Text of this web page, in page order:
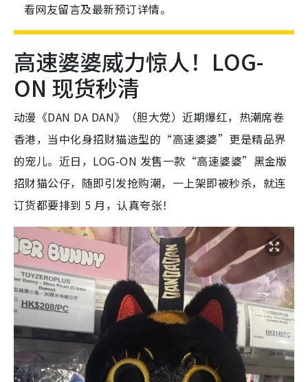
看网友留言及最新预订详情。
高速婆婆威力惊人！LOG-
ON 现货秒清
动漫《DAN DA DAN》（胆大党）近期爆红，热潮席卷
香港，当中化身招财猫造型的“高速婆婆”更是精品界
的宠儿。近日，LOG-ON 发售一款“高速婆婆”黑金版
招财猫公仔，随即引发抢购潮，一上架即被秒杀，就连
订货都要排到 5 月，认真夸张！